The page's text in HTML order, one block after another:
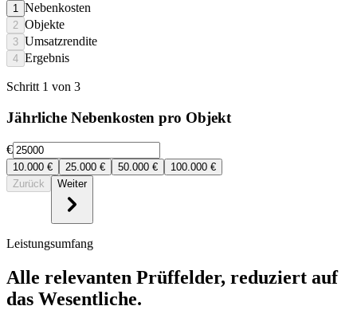
1 Nebenkosten
2 Objekte
3 Umsatzrendite
4 Ergebnis
Schritt 1 von 3
Jährliche Nebenkosten pro Objekt
€
10.000 € 25.000 € 50.000 € 100.000 €
Zurück
Weiter
Leistungsumfang
Alle relevanten Prüffelder, reduziert auf
das Wesentliche.